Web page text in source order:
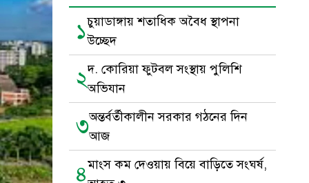
১চুয়াডাঙ্গায় শতাধিক অবৈধ স্থাপনা
উচ্ছেদ
২দ. কোরিয়া ফুটবল সংস্থায় পুলিশি
অভিযান
৩অন্তর্বর্তীকালীন সরকার গঠনের দিন
আজ
৪মাংস কম দেওয়ায় বিয়ে বাড়িতে সংঘর্ষ,